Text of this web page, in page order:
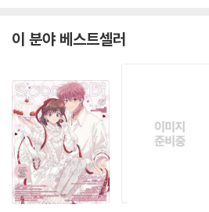
이 분야 베스트셀러